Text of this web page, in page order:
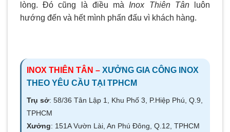
lòng. Đó cũng là điều mà Inox Thiên Tânluôn
hướng đến và hết mình phấn đấu vì khách hàng.
INOX THIÊN TÂN – XƯỞNG GIA CÔNG INOX
THEO YÊU CẦU TẠI TPHCM
Trụ sở: 58/36 Tân Lập 1, Khu Phố 3, P.Hiệp Phú, Q.9,
TPHCM
Xưởng: 151A Vườn Lài, An Phú Đông, Q.12, TPHCM